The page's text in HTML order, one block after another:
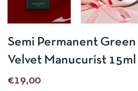
Semi Permanent Green
Velvet Manucurist 15ml
€19,00